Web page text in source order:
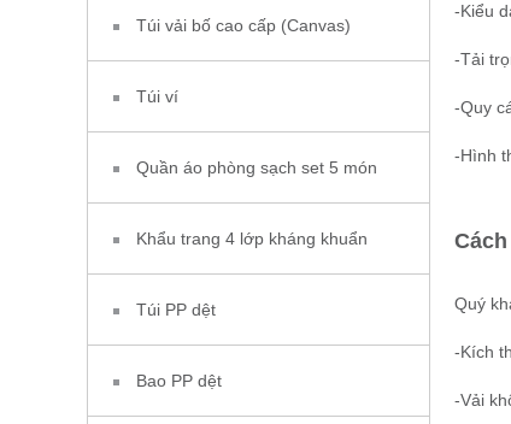
Túi vải bố cao cấp (Canvas)
Túi ví
Quần áo phòng sạch set 5 món
Khẩu trang 4 lớp kháng khuẩn
Túi PP dệt
Bao PP dệt
-Kiểu
-Tải
-Quy
-Hình
Quý
-Kích
-Vải